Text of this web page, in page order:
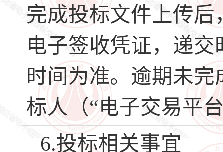
完成投标文件上传后
电子签收凭证，递
时间为准。逾期未
标人（“电子交易平
6.投标相关事宜